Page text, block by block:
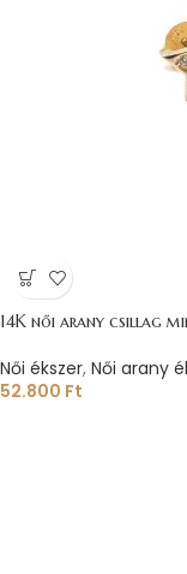
14K női arany csillag
Női ékszer, Női arany
52.800 Ft